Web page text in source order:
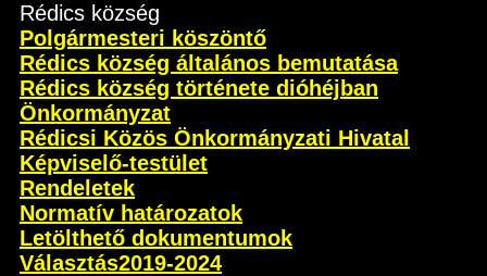
Rédics község
Polgármesteri köszöntő
Rédics község általános bemutatása
Rédics község története dióhéjban
Önkormányzat
Rédicsi Közös Önkormányzati Hivatal
Képviselő-testület
Rendeletek
Normatív határozatok
Letölthető dokumentumok
Választás2019-2024